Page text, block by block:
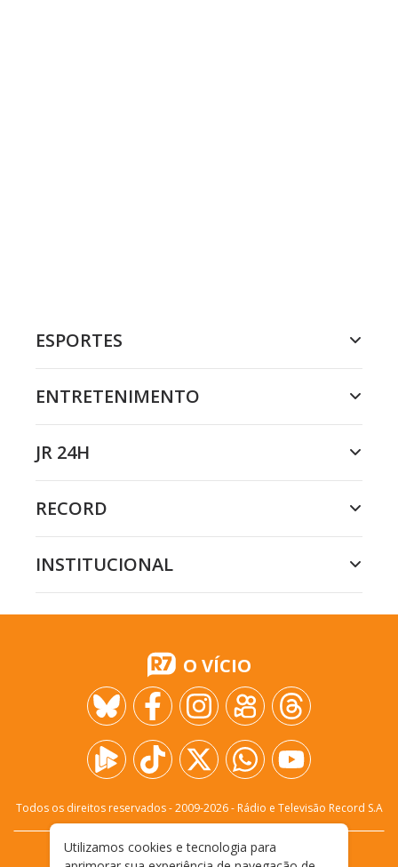
ESPORTES
ENTRETENIMENTO
JR 24H
RECORD
INSTITUCIONAL
O VÍCIO
Todos os direitos reservados - 2009-2026- Rádio e Televisão Record S.A
FALE CONOSCO PRIVACIDADE
Utilizamos cookies e tecnologia para